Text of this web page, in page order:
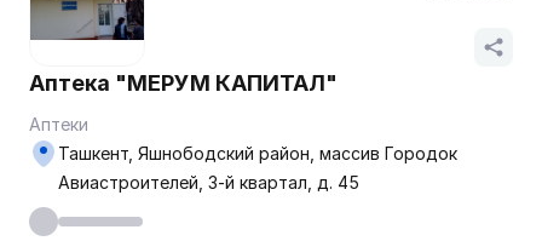
Аптека "МЕРУМ КАПИТАЛ"
Аптеки
Ташкент, Яшнободский район, массив Городок
Авиастроителей, 3-й квартал, д. 45